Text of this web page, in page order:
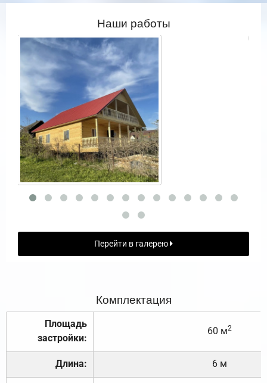
Наши работы
Перейти в галерею
Комплектация
Площадь
застройки:
60 м2
Длина: 6 м